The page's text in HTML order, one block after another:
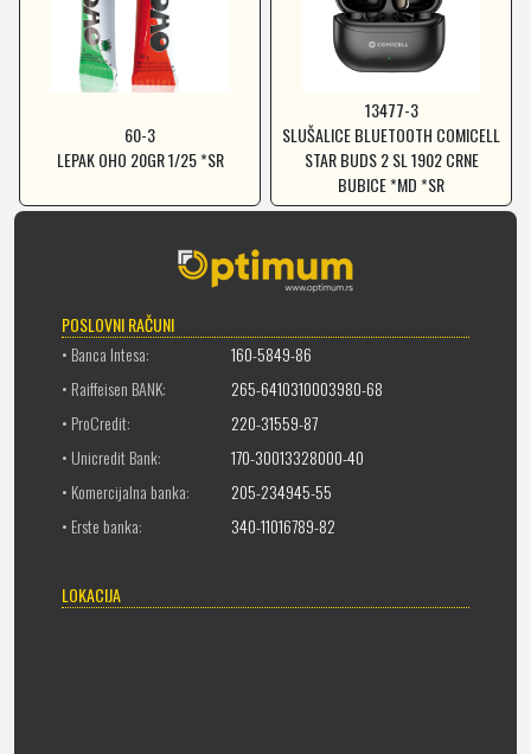
60-3
LEPAK OHO 20GR 1/25 *SR
13477-3
SLUŠALICE BLUETOOTH COMICELL
STAR BUDS 2 SL 1902 CRNE
BUBICE *MD *SR
POSLOVNI RAČUNI
• Banca Intesa:
160-5849-86
• Raiffeisen BANK:
265-6410310003980-68
• ProCredit:
220-31559-87
• Unicredit Bank:
170-30013328000-40
• Komercijalna banka:
205-234945-55
• Erste banka:
340-11016789-82
LOKACIJA